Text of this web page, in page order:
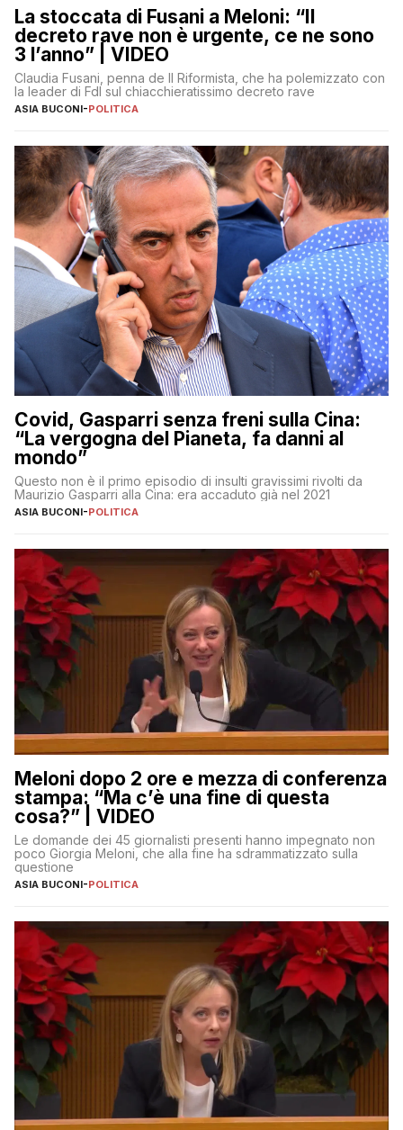
La stoccata di Fusani a Meloni: “Il
decreto rave non è urgente, ce ne sono
3 l’anno” | VIDEO
Claudia Fusani, penna de Il Riformista, che ha polemizzato con
la leader di FdI sul chiacchieratissimo decreto rave
ASIA BUCONI-POLITICA
Covid, Gasparri senza freni sulla Cina:
“La vergogna del Pianeta, fa danni al
mondo”
Questo non è il primo episodio di insulti gravissimi rivolti da
Maurizio Gasparri alla Cina: era accaduto già nel 2021
ASIA BUCONI-POLITICA
Meloni dopo 2 ore e mezza di conferenza
stampa: “Ma c’è una fine di questa
cosa?” | VIDEO
Le domande dei 45 giornalisti presenti hanno impegnato non
poco Giorgia Meloni, che alla fine ha sdrammatizzato sulla
questione
ASIA BUCONI-POLITICA